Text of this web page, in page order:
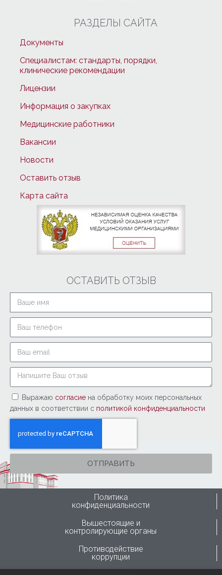
РАЗДЕЛЫ САЙТА
Документы
Специалистам: стандарты, порядки,
клинические рекомендации
Лицензии
Информация о закупках
Медицинские работники
Вакансии
Новости
Оставить отзыв
Карта сайта
ОСТАВИТЬ ОТЗЫВ
Выражаю согласие на обработку моих персональных
данных в соответствии с политикой конфиденциальности
ОТПРАВИТЬ
Политика
конфиденциальности
Вышестоящие и
контролирующие органы
Противодействие
коррупции